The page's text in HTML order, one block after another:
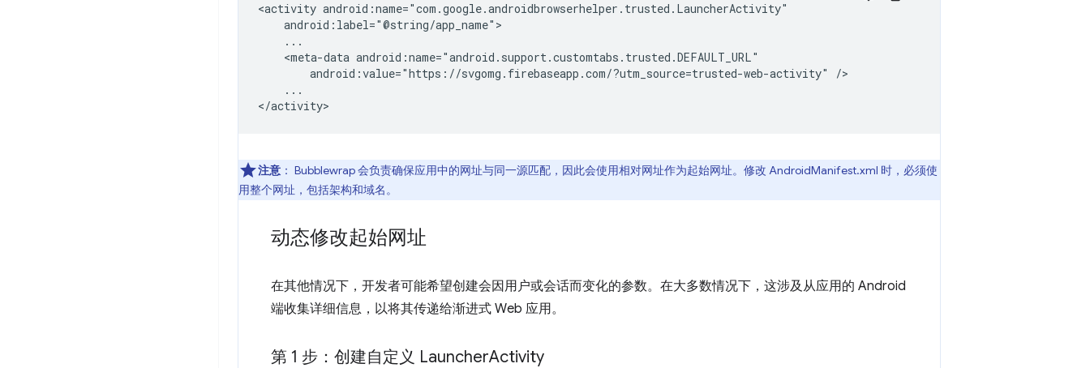
<activity
<meta-data
android:value="https://svgomg.firebaseapp.com/?utm_source=trusted-web-activity"
...
注意 ： Bubblewrap 会负责确保应用中的网址与同一源匹配，因此会使用相对网址作为起始网址。修改 AndroidManifest.xml 时，必须使
用整个网址，包括架构和域名。
动态修改起始网址
在其他情况下，开发者可能希望创建会因用户或会话而变化的参数。在大多数情况下，这涉及从应用的 Android
端收集详细信息，以将其传递给渐进式 Web 应用。
第 1 步：创建自定义 LauncherActivity